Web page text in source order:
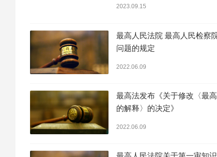
2023.09.15
最高人民法院 最高人民检察
问题的规定
2022.06.09
最高法发布《关于修改〈最
的解释〉的决定》
2022.06.09